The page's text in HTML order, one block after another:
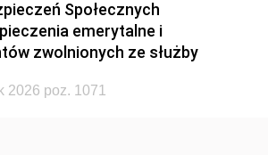
1928 1927
1925 1924
1922
Społecznych
emerytalne i
zwolnionych ze służby
2026 poz. 1071